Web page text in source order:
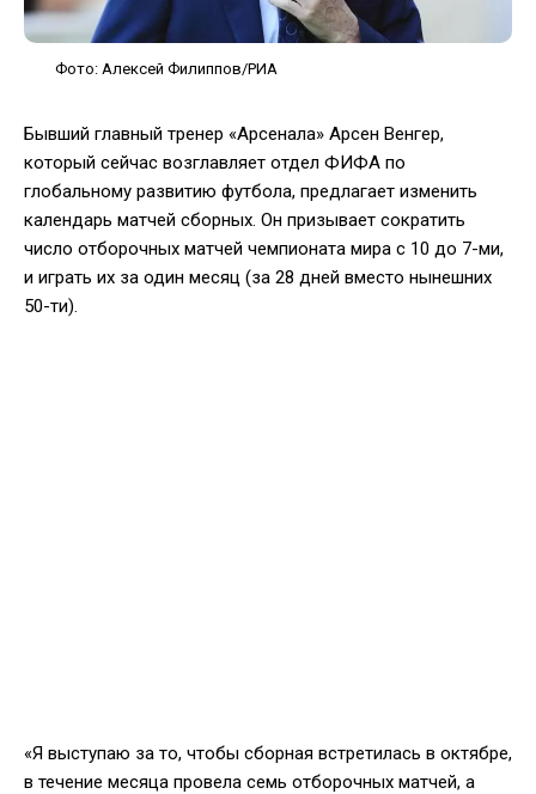
Фото: Алексей Филиппов/РИА
Бывший главный тренер «Арсенала» Арсен Венгер,
который сейчас возглавляет отдел ФИФА по
глобальному развитию футбола, предлагает изменить
календарь матчей сборных. Он призывает сократить
число отборочных матчей чемпионата мира с 10 до 7-ми,
и играть их за один месяц (за 28 дней вместо нынешних
50-ти).
«Я выступаю за то, чтобы сборная встретилась в октябре,
в течение месяца провела семь отборочных матчей, а